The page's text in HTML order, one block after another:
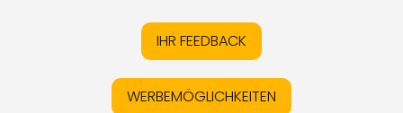
IHR FEEDBACK
WERBEMÖGLICHKEITEN